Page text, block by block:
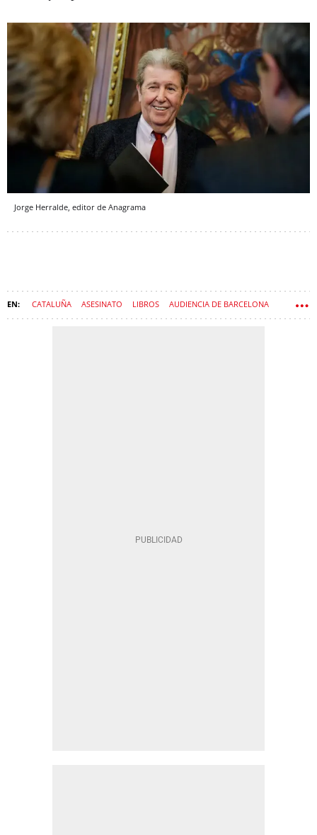
Jorge Herralde, editor de Anagrama
CATALUÑA ASESINATO LIBROS AUDIENCIA DE BARCELONA